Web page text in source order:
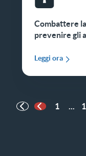
Combattere
prevenire gli
Leggi ora
Pagina
1 ...